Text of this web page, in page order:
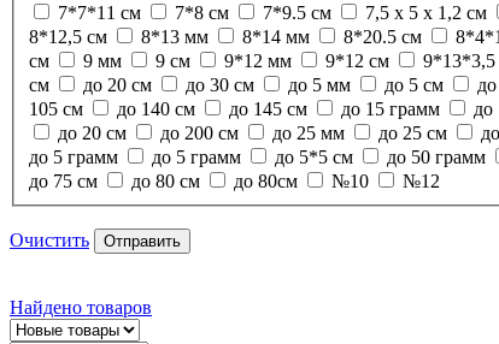
7*7*11 см
7*8 см 7*9.5 см 7,5 х 5 х 1,2 см
8*12,5 см
8*13 мм 8*14 мм 8*20.5 см
см
9 мм 9 см 9*12 мм 9*12 см 9*13*3,5
см
до 20 см до 30 см до 5 мм до 5 см
105 см
до 140 см до 145 см до 15 грамм до
до 20 см
до 200 см до 25 мм до 25 см
до 5 грамм
до 5 грамм до 5*5 см до 50 грамм
до 75 см
до 80 см до 80см №10 №12
Очистить Отправить
Найдено товаров